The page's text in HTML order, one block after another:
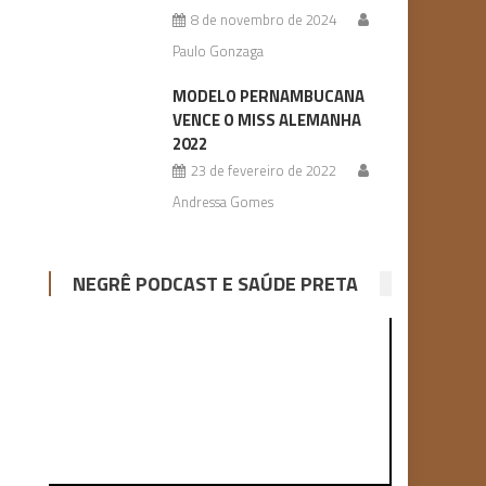
8 de novembro de 2024
Paulo Gonzaga
MODELO PERNAMBUCANA
VENCE O MISS ALEMANHA
2022
23 de fevereiro de 2022
Andressa Gomes
NEGRÊ PODCAST E SAÚDE PRETA